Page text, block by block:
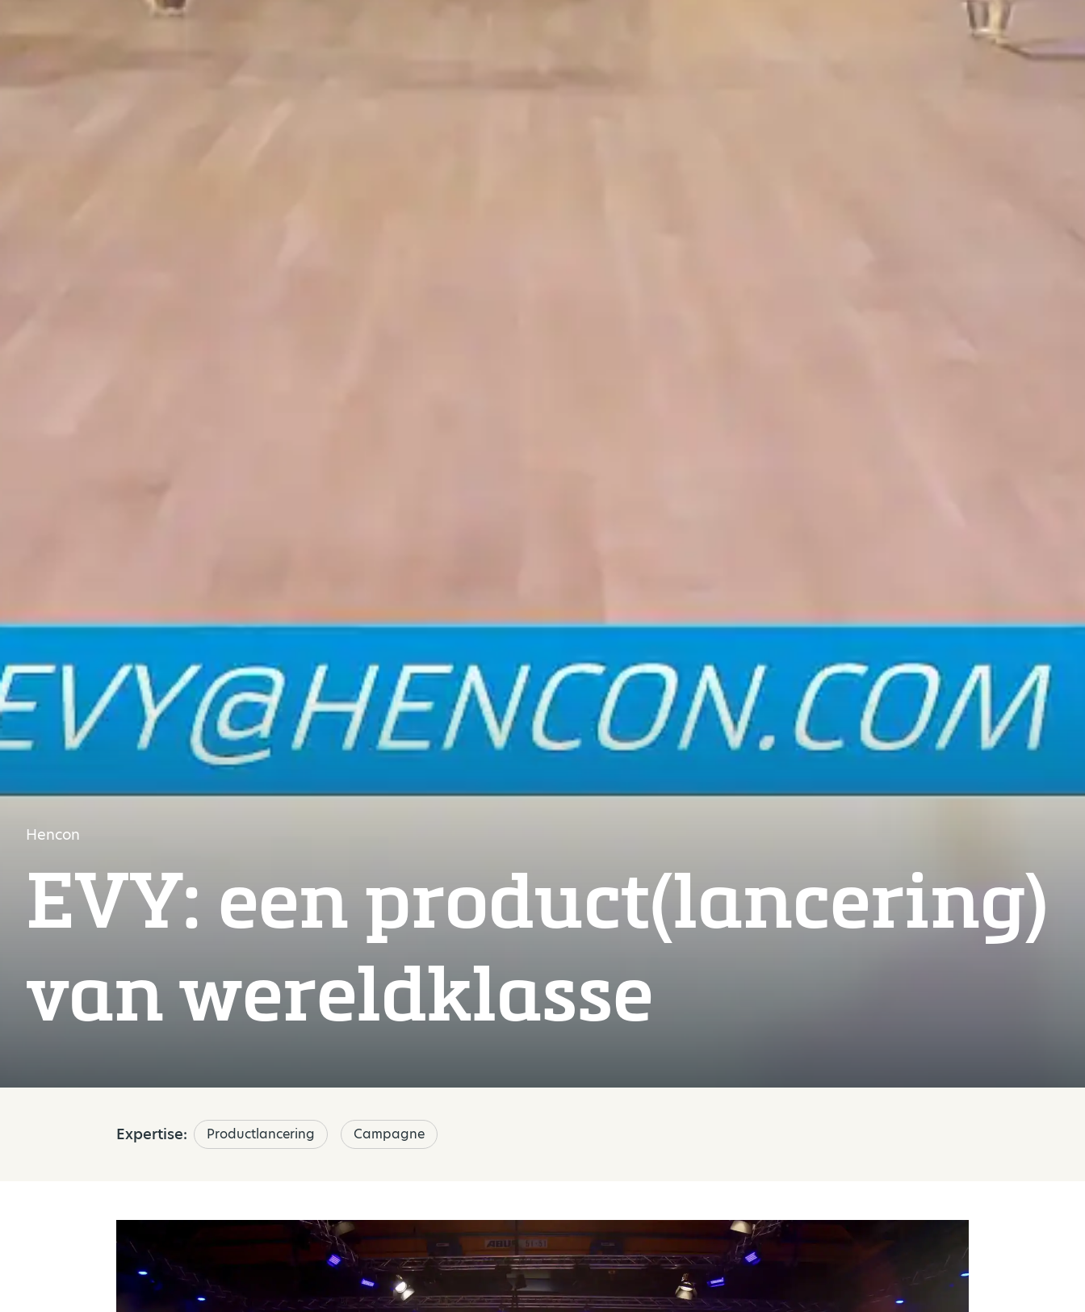
Hencon
EVY: een product(lancering)
van wereldklasse
Expertise: Productlancering Campagne